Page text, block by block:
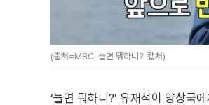
(출처=MBC '놀면 뭐하니?' 캡처)
‘놀면 뭐하니?’ 유재석이 양상국